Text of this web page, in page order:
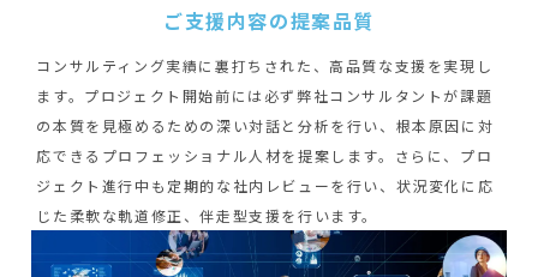
ご支援内容の提案品質
コンサルティング実績に裏打ちされた、高品質な支援を実現し
ます。プロジェクト開始前には必ず弊社コンサルタントが課題
の本質を見極めるための深い対話と分析を行い、根本原因に対
応できるプロフェッショナル人材を提案します。さらに、プロ
ジェクト進行中も定期的な社内レビューを行い、状況変化に応
じた柔軟な軌道修正、伴走型支援を行います。